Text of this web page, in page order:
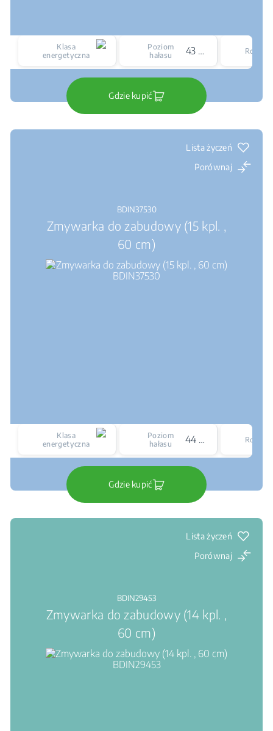
Klasa
energetyczna
Poziom
hałasu
43 dBA
Gdzie kupić
Lista życzeń
Porównaj
BDIN37530
Zmywarka do zabudowy (15 kpl. ,
60 cm)
Klasa
energetyczna
Poziom
hałasu
44 dBA
Gdzie kupić
Lista życzeń
Porównaj
BDIN29453
Zmywarka do zabudowy (14 kpl. ,
60 cm)